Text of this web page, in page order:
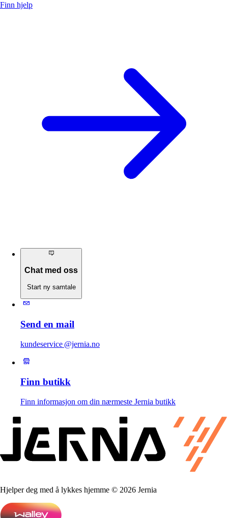
Finn hjelp
Chat med oss
Start ny samtale
Send en mail
kundeservice @jernia.no
Finn butikk
Finn informasjon om din nærmeste Jernia butikk
Hjelper deg med å lykkes hjemme © 2026 Jernia